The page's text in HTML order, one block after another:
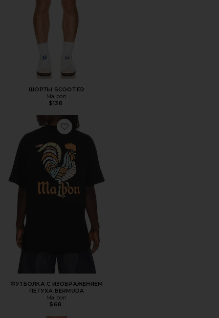
ШОРТЫ SCOOTER
Malbon
$138
Favorite ФУТБОЛКА С ИЗОБРАЖЕНИЕМ ПЕТУХА
ФУТБОЛКА С ИЗОБРАЖЕНИЕМ
ПЕТУХА BERMUDA
Malbon
$68